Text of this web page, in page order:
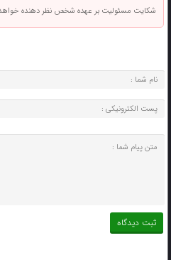
شکایت مسئولیت بر عهده شخص نظر دهنده خواهد